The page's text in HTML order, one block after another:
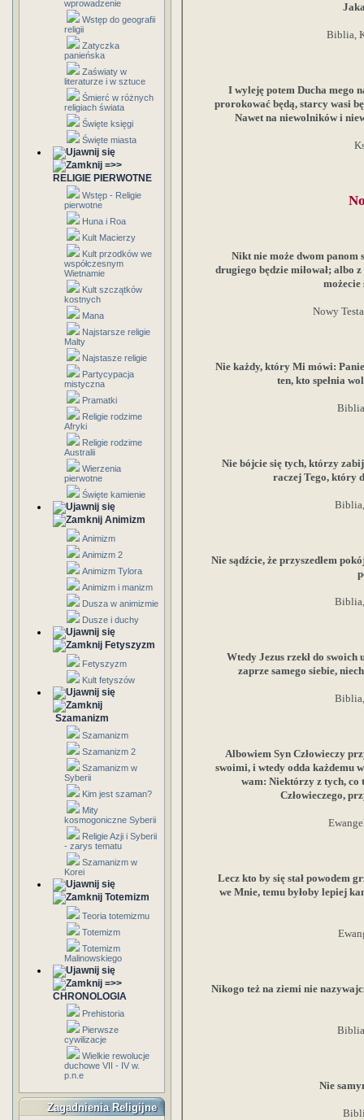
wprowadzenie
Wstęp do geografii
religii
Zatyczka
panieńska
Zaświaty w
literaturze i w sztuce
Śmierć w różnych
religiach świata
Święte księgi
Święte miasta
=>>
RELIGIE PIERWOTNE
Wstęp - Religie
pierwotne
Huna i Roa
Kult Macierzy
Kult przodków we
współczesnym
Wietnamie
Kult szczątków
kostnych
Mana
Najstarsze religie
Malty
Najstasze religie
Partycypacja
mistyczna
Pramatki
Religie rodzime
Afryki
Religie rodzime
Australii
Wierzenia
pierwotne
Święte kamienie
Animizm
Animizm
Animizm 2
Animizm Tylora
Animizm i manizm
Dusza w animizmie
Dusze i duchy
Fetyszyzm
Fetyszyzm
Kult fetyszów
Szamanizm
Szamanizm
Szamanizm 2
Szamanizm w
Syberii
Kim jest szaman?
Mity
kosmogoniczne Syberii
Religie Azji i Syberii
- zarys tematu
Szamanizm w
Korei
Totemizm
Teoria totemizmu
Totemizm
Totemizm
Malinowskiego
=>>
CHRONOLOGIA
Prehistoria
Pierwsze
cywilizacje
Wielkie rewolucje
duchowe VII - IV w.
p.n.e
Zagadnienia Religijne
Biblia,
I wyleję potem Ducha mego
prorokować będą, starcy wasi
Nawet na niewolników i
Nikt nie może dwom panom
drugiego będzie miłował; albo
możecie
Nowy
Nie każdy, który Mi mówi:
ten, kto spełnia
Nie bójcie się tych, którzy
raczej Tego, który
Nie sądźcie, że przyszedłem
Wtedy Jezus rzekł do swoich
zaprze samego siebie,
Albowiem Syn Człowieczy
swoimi, i wtedy odda każdemu
wam: Niektórzy z tych, co
Człowieczego,
Lecz kto by się stał powodem
we Mnie, temu byłoby lepiej
Nikogo też na ziemi nie
Nie